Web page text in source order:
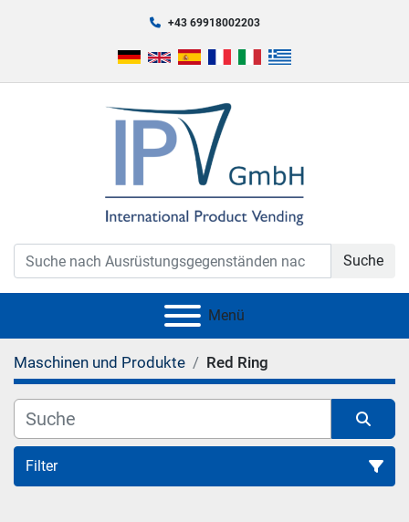
+43 69918002203
Suche
Menü
Maschinen und Produkte Red Ring
Filter